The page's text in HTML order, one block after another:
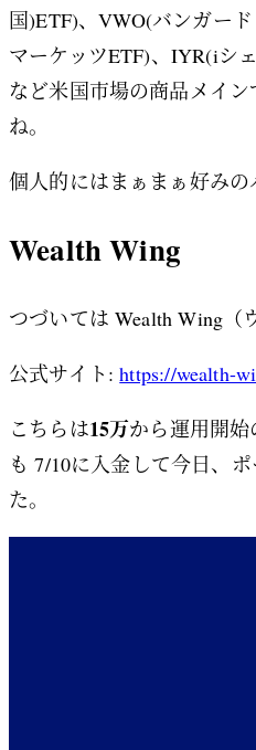
国)ETF)、VWO(バンガー
マーケッツETF)、IYR(iシ
など米国市場の商品メイ
ね。
個人的にはまぁまぁ好みの
Wealth Wing
つづいては Wealth Wing（
公式サイト:https://wealth-
こちらは15万から運用開
も 7/10に入金して今日、
た。